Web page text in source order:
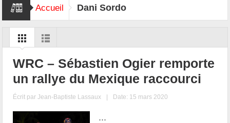
Accueil Dani Sordo
WRC – Sébastien Ogier remporte
un rallye du Mexique raccourci
Écrit parJean-Baptiste Lassaux | Date: 15 mars 2020
...